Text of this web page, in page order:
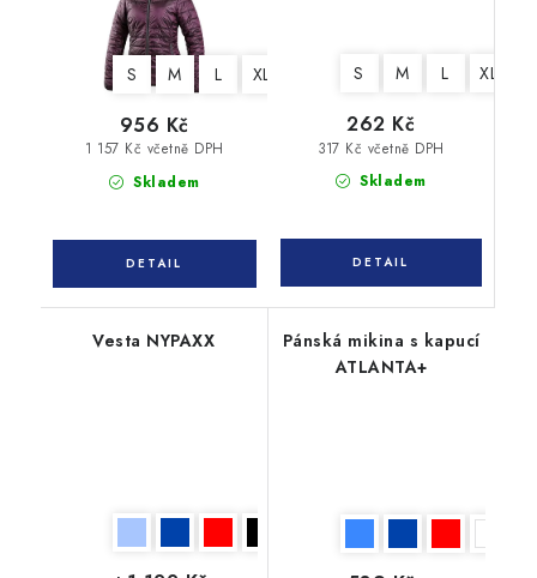
S M L XL 3XL
Skladem
1 157 Kč včetně DPH
956 Kč
S M L XL
Skladem
317 Kč včetně DPH
262 Kč
Vesta NYPAXX
Pánská mikina s kapucí
ATLANTA+